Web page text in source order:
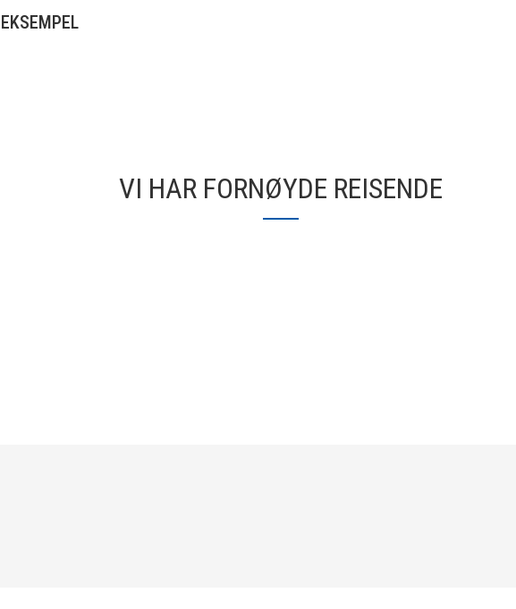
VI HAR FORNØYDE REISENDE